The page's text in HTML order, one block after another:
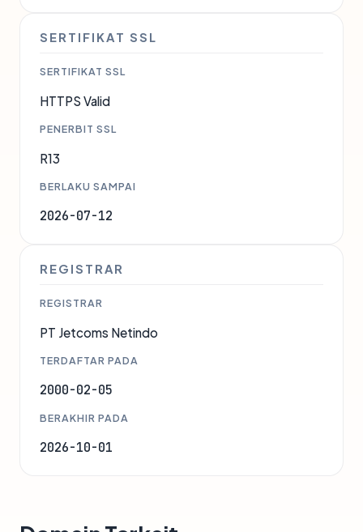
SERTIFIKAT SSL
SERTIFIKAT SSL
HTTPS Valid
PENERBIT SSL
R13
BERLAKU SAMPAI
2026-07-12
REGISTRAR
REGISTRAR
PT Jetcoms Netindo
TERDAFTAR PADA
2000-02-05
BERAKHIR PADA
2026-10-01